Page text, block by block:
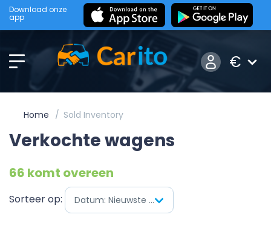
Download onze
app
€
Home Sold Inventory
Verkochte wagens
66 komt overeen
Sorteer op: Datum: Nieuwste eerst